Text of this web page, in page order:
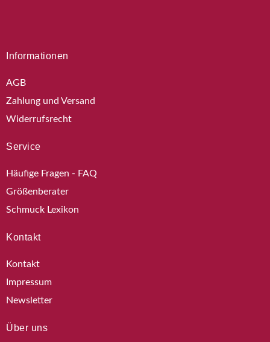
Informationen
AGB
Zahlung und Versand
Widerrufsrecht
Service
Häufige Fragen - FAQ
Größenberater
Schmuck Lexikon
Kontakt
Kontakt
Impressum
Newsletter
Über uns